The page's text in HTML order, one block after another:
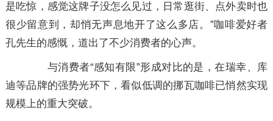
是吃惊，感觉这牌子没怎么见过，日常逛街、点外卖时也
很少留意到，却悄无声息地开了这么多店。”咖啡爱好者
孔先生的感慨，道出了不少消费者的心声。
与消费者“感知有限”形成对比的是，在瑞幸、库
迪等品牌的强势光环下，看似低调的挪瓦咖啡已悄然实现
规模上的重大突破。